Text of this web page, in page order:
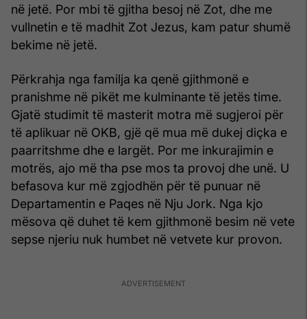
në jetë. Por mbi të gjitha besoj në Zot, dhe me
vullnetin e të madhit Zot Jezus, kam patur shumë
bekime në jetë.
Përkrahja nga familja ka qenë gjithmonë e
pranishme në pikët me kulminante të jetës time.
Gjatë studimit të masterit motra më sugjeroi për
të aplikuar në OKB, gjë që mua më dukej diçka e
paarritshme dhe e largët. Por me inkurajimin e
motrës, ajo më tha pse mos ta provoj dhe unë. U
befasova kur më zgjodhën për të punuar në
Departamentin e Paqes në Nju Jork. Nga kjo
mësova që duhet të kem gjithmonë besim në vete
sepse njeriu nuk humbet në vetvete kur provon.